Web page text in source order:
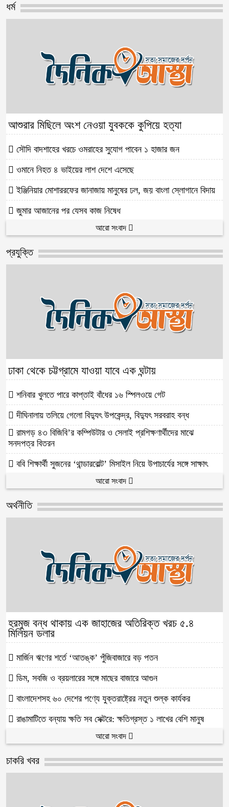
ধর্ম
আশুরার মিছিলে অংশ নেওয়া যুবককে কুপিয়ে হত্যা
সৌদি বাদশাহের খরচে ওমরাহের সুযোগ পাবেন ১ হাজার জন
ওমানে নিহত ৪ ভাইয়ের লাশ দেশে এসেছে
ইঞ্জিনিয়ার মোশাররফের জানাজায় মানুষের ঢল, জয় বাংলা স্লোগানে বিদায়
জুমার আজানের পর যেসব কাজ নিষেধ
আরো সংবাদ
প্রযুক্তি
ঢাকা থেকে চট্টগ্রামে যাওয়া যাবে এক ঘন্টায়
শনিবার খুলতে পারে কাপ্তাই বাঁধের ১৬ স্পিলওয়ে গেট
দীঘিনালায় তলিয়ে গেলো বিদ্যুৎ উপকেন্দ্র, বিদ্যুৎ সরবরাহ বন্ধ
রামগড় ৪৩ বিজিবি’র কম্পিউটার ও সেলাই প্রশিক্ষণার্থীদের মাঝে
সনদপত্র বিতরন
ববি শিক্ষার্থী সুজনের ‘থান্ডারবোল্ট’ মিসাইল নিয়ে উপাচার্যের সঙ্গে সাক্ষাৎ
আরো সংবাদ
অর্থনীতি
হরমুজ বন্ধ থাকায় এক জাহাজের অতিরিক্ত খরচ ৫.৪
মিলিয়ন ডলার
মার্জিন ঋণের শর্তে ‘আতঙ্ক’ পুঁজিবাজারে বড় পতন
ডিম, সবজি ও ব্রয়লারের সঙ্গে মাছের বাজারে আগুন
বাংলাদেশসহ ৬০ দেশের পণ্যে যুক্তরাষ্ট্রের নতুন শুল্ক কার্যকর
রাঙামাটিতে বন্যায় ক্ষতি সব সেক্টরে: ক্ষতিগ্রস্ত ১ লাখের বেশি মানুষ
আরো সংবাদ
চাকরি খবর